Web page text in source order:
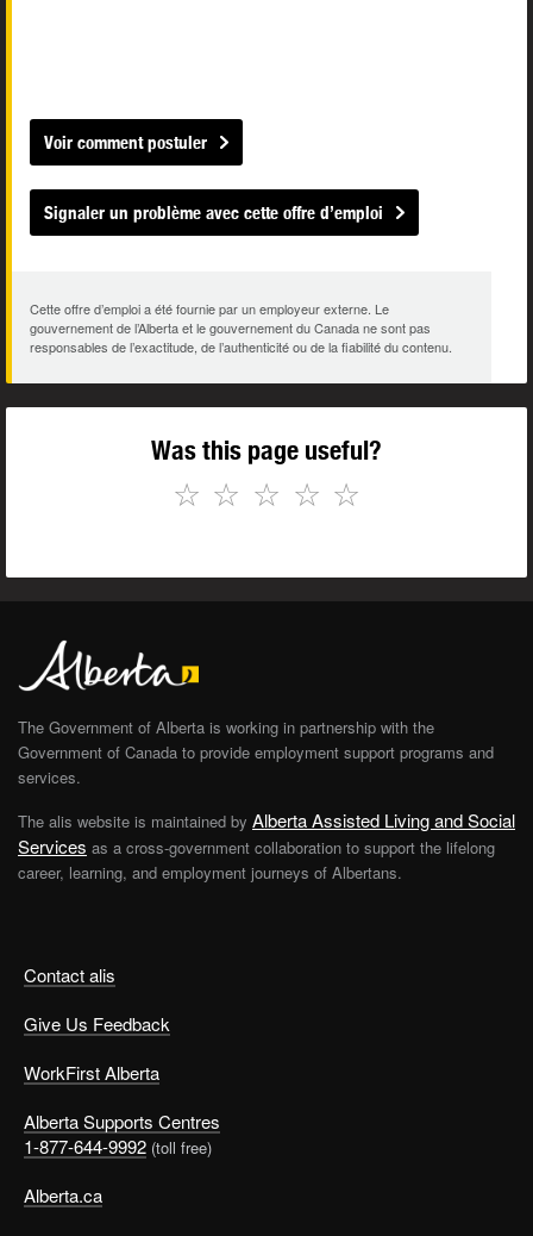
Voir comment postuler
Signaler un problème avec cette offre d’emploi
Cette offre d’emploi a été fournie par un employeur externe. Le
gouvernement de l’Alberta et le gouvernement du Canada ne sont pas
responsables de l’exactitude, de l’authenticité ou de la fiabilité du contenu.
Was this page useful?
☆
☆
☆
☆
☆
Contact alis
Give Us Feedback
WorkFirst Alberta
Alberta Supports Centres
1-877-644-9992 (toll free)
Alberta.ca
The Government of Alberta is working in partnership with the
Government of Canada to provide employment support programs and
services.
The alis website is maintained by Alberta Assisted Living and Social
Services as a cross-government collaboration to support the lifelong
career, learning, and employment journeys of Albertans.